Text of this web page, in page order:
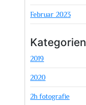
Februar 2023
Kategorien
2019
2020
2h fotografie